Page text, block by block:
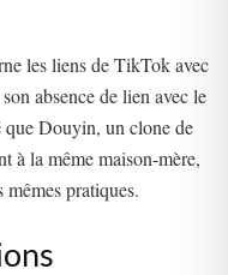
les liens de TikTok avec
absence de lien avec le
que Douyin, un clone de
à la même maison-mère,
pratiques.